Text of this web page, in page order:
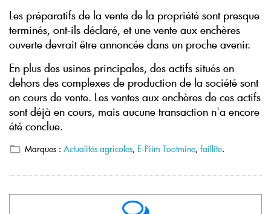
Les préparatifs de la vente de la propriété sont presque
terminés, ont-ils déclaré, et une vente aux enchères
ouverte devrait être annoncée dans un proche avenir.
En plus des usines principales, des actifs situés en
dehors des complexes de production de la société sont
en cours de vente. Les ventes aux enchères de ces actifs
sont déjà en cours, mais aucune transaction n'a encore
été conclue.
Marques : Actualités agricoles, E-Piim Tootmine, faillite.